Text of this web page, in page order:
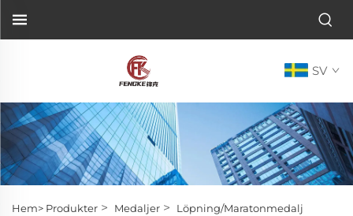
SV
Hem> Produkter > Medaljer > Löpning/Maratonmedalj